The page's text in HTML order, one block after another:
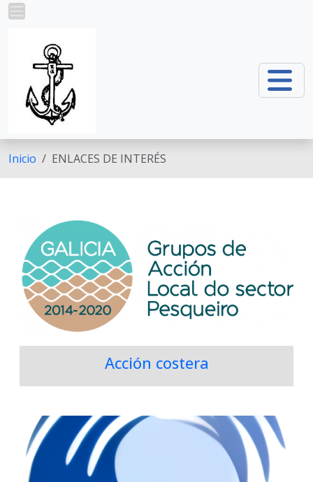
Pasar al contenido principal
Inicio ENLACES DE INTERÉS
Acción costera